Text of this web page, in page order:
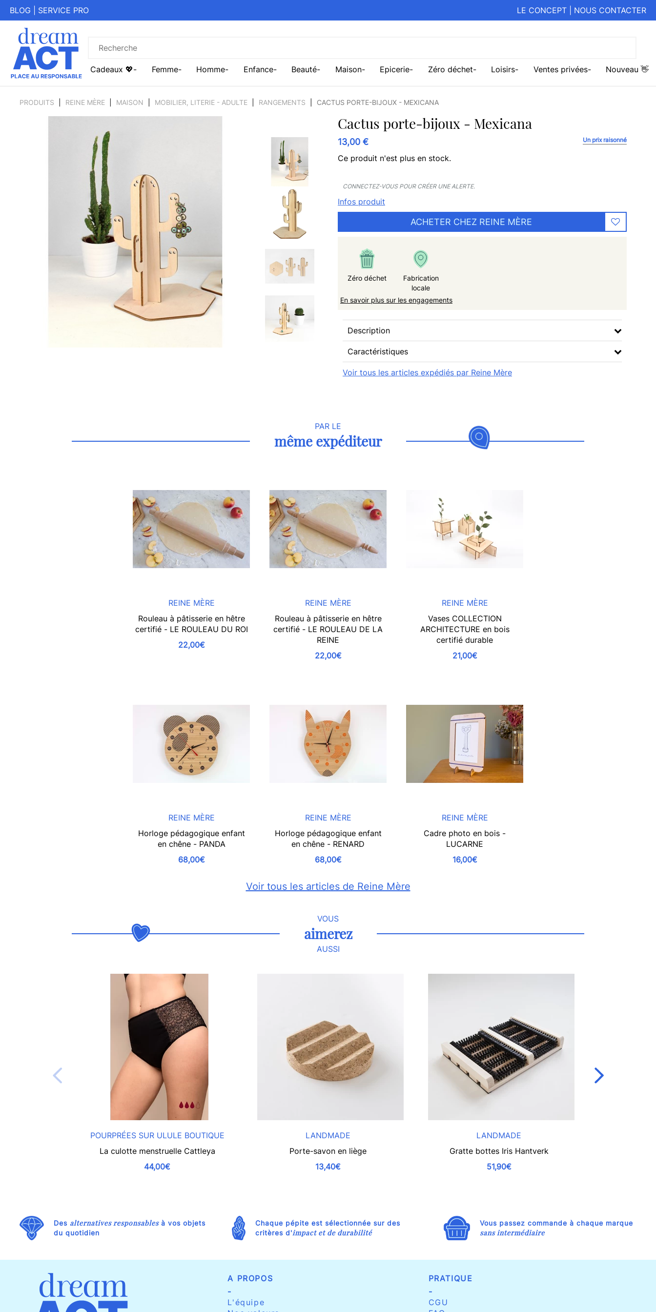
BLOG SERVICE PRO LE CONCEPT NOUS CONTACTER
Cadeaux 💖 Femme Homme Enfance Beauté Maison Epicerie Zéro déchet Loisirs Ventes privées Nouveau 👋
PRODUITS REINE MÈRE MAISON MOBILIER, LITERIE - ADULTE RANGEMENTS CACTUS PORTE-BIJOUX - MEXICANA
Cactus porte-bijoux - Mexicana
13,00 € Un prix raisonné
Ce produit n'est plus en stock.
CONNECTEZ-VOUS POUR CRÉER UNE ALERTE.
Infos produit
ACHETER CHEZ REINE MÈRE
Zéro déchet
Fabrication
locale
En savoir plus sur les engagements
Description
Caractéristiques
Voir tous les articles expédiés par Reine Mère
PAR LE
même expéditeur
REINE MÈRE
Rouleau à pâtisserie en hêtre
certifié - LE ROULEAU DU ROI
22,00€
REINE MÈRE
Rouleau à pâtisserie en hêtre
certifié - LE ROULEAU DE LA
REINE
22,00€
REINE MÈRE
Vases COLLECTION
ARCHITECTURE en bois
certifié durable
21,00€
REINE MÈRE
Horloge pédagogique enfant
en chêne - PANDA
68,00€
REINE MÈRE
Horloge pédagogique enfant
en chêne - RENARD
68,00€
REINE MÈRE
Cadre photo en bois -
LUCARNE
16,00€
Voir tous les articles de Reine Mère
VOUS
aimerez
AUSSI
POURPRÉES SUR ULULE BOUTIQUE
La culotte menstruelle Cattleya
44,00€
LANDMADE
Porte-savon en liège
13,40€
LANDMADE
Gratte bottes Iris Hantverk
51,90€
Des alternatives responsablesà vos objets
du quotidien
Chaque pépite est sélectionnée sur des
critères d'impact et de durabilité
Vous passez commande à chaque marque
sans intermédiaire
A PROPOS
-
L'équipe
PRATIQUE
-
CGU